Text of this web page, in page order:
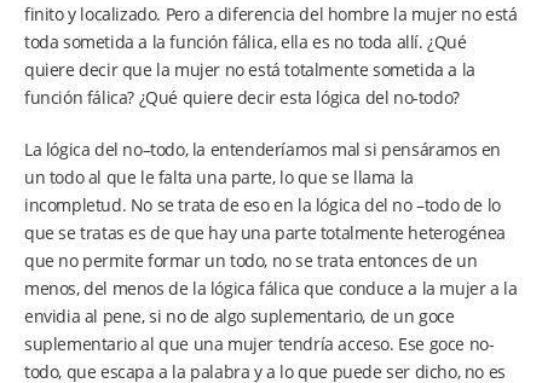
finito y localizado. Pero a diferencia del hombre la mujer no está
toda sometida a la función fálica, ella es no toda allí. ¿Qué
quiere decir que la mujer no está totalmente sometida a la
función fálica? ¿Qué quiere decir esta lógica del no-todo?
La lógica del no–todo, la entenderíamos mal si pensáramos en
un todo al que le falta una parte, lo que se llama la
incompletud. No se trata de eso en la lógica del no –todo de lo
que se tratas es de que hay una parte totalmente heterogénea
que no permite formar un todo, no se trata entonces de un
menos, del menos de la lógica fálica que conduce a la mujer a la
envidia al pene, si no de algo suplementario, de un goce
suplementario al que una mujer tendría acceso. Ese goce no-
todo, que escapa a la palabra y a lo que puede ser dicho, no es